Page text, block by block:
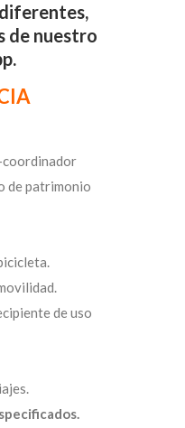
de nuestro
coordinador
de patrimonio
de uso